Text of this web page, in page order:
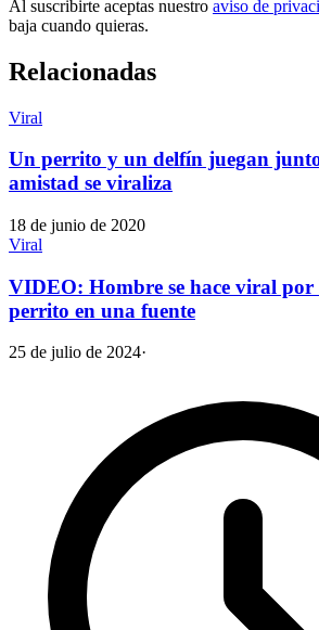
Al suscribirte aceptas nuestro aviso de
baja cuando quieras.
Relacionadas
Viral
Un perrito y un delfín juegan
amistad se viraliza
18 de junio de 2020
Viral
VIDEO: Hombre se hace viral por
perrito en una fuente
25 de julio de 2024·